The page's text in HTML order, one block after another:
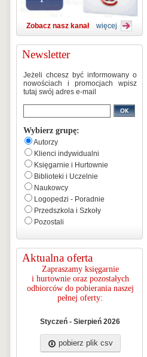
Zobacz nasz kanał więcej
Newsletter
Jeżeli chcesz być informowany o
nowościach i promocjach wpisz
tutaj swój adres e-mail
Wybierz grupę:
Autorzy
Klienci indywidualni
Księgarnie i Hurtownie
Biblioteki i Uczelnie
Naukowcy
Logopedzi - Poradnie
Przedszkola i Szkoły
Pozostali
Aktualna oferta
Zapraszamy księgarnie
i hurtownie oraz pozostałych
odbiorców do pobierania naszej
pełnej oferty:
Styczeń - Sierpień 2026
pobierz plik csv